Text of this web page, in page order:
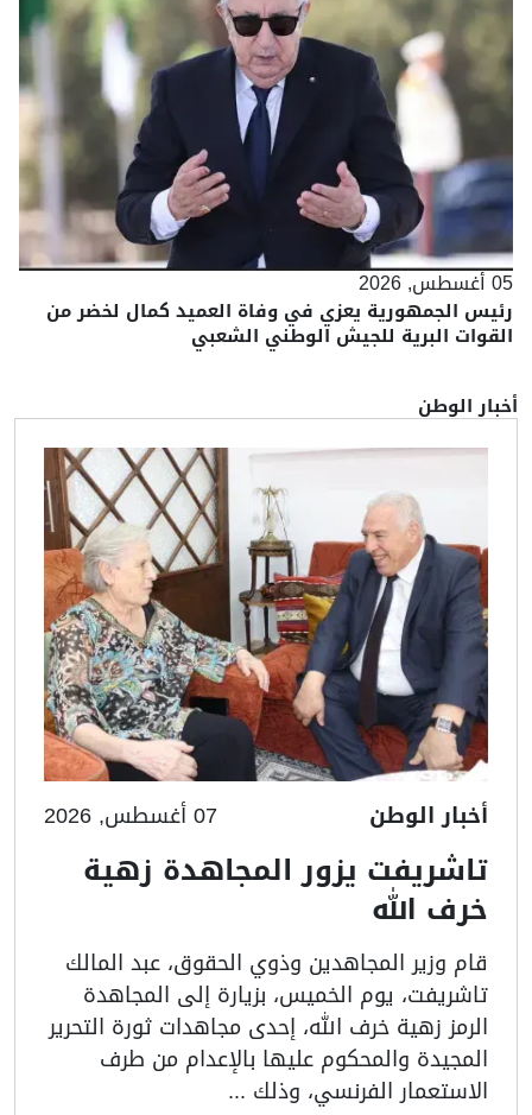
05 أغسطس, 2026
رئيس الجمهورية يعزي في وفاة العميد كمال لخضر من
القوات البرية للجيش الوطني الشعبي
أخبار الوطن
أخبار الوطن 07 أغسطس, 2026
تاشريفت يزور المجاهدة زهية
خرف الله
قام وزير المجاهدين وذوي الحقوق، عبد المالك
تاشريفت، يوم الخميس، بزيارة إلى المجاهدة
الرمز زهية خرف الله، إحدى مجاهدات ثورة التحرير
المجيدة والمحكوم عليها بالإعدام من طرف
الاستعمار الفرنسي، وذلك ...